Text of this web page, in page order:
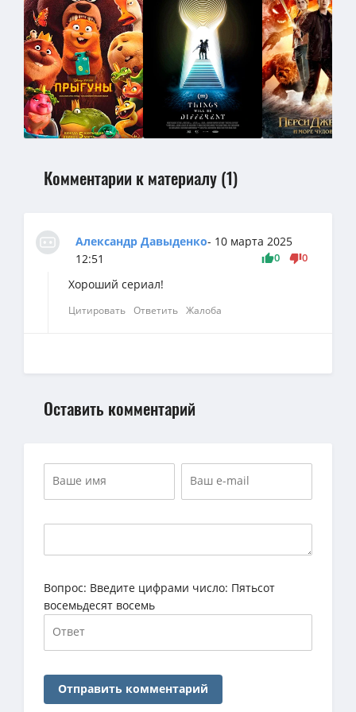
Комментарии к материалу (1)
Александр Давыденко- 10 марта 2025
12:51
0 0
Хороший сериал!
Цитировать Ответить Жалоба
Оставить комментарий
Вопрос: Введите цифрами число: Пятьсот
восемьдесят восемь
Отправить комментарий